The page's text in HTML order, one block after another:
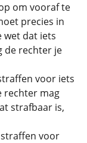
om vooraf te
precies in
wet dat iets
de rechter je
voor iets
rechter mag
strafbaar is,
voor